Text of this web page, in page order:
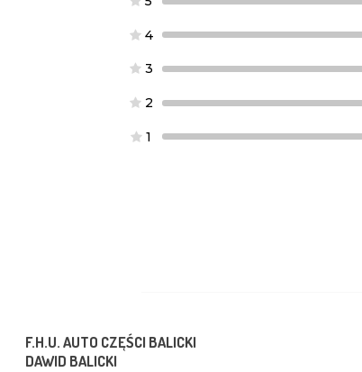
4
3
2
1
F.H.U. AUTO CZĘŚCI BALICKI
DAWID BALICKI